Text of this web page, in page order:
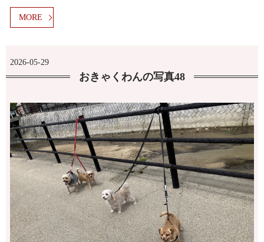
MORE
2026-05-29
おきゃくわんの写真48